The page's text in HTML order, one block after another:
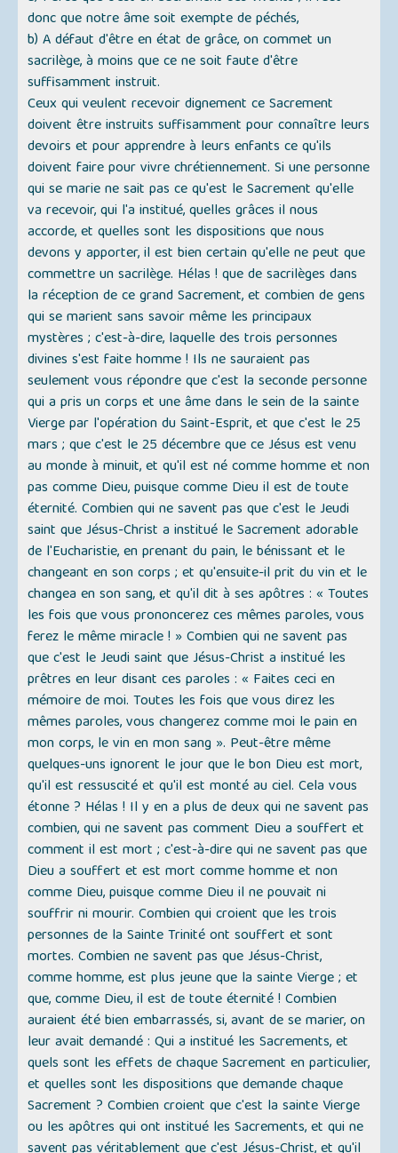
donc que notre âme soit exempte de péchés,
b) A défaut d'être en état de grâce, on commet un
sacrilège, à moins que ce ne soit faute d'être
suffisamment instruit.
Ceux qui veulent recevoir dignement ce Sacrement
doivent être instruits suffisamment pour connaître leurs
devoirs et pour apprendre à leurs enfants ce qu'ils
doivent faire pour vivre chrétiennement. Si une personne
qui se marie ne sait pas ce qu'est le Sacrement qu'elle
va recevoir, qui l'a institué, quelles grâces il nous
accorde, et quelles sont les dispositions que nous
devons y apporter, il est bien certain qu'elle ne peut que
commettre un sacrilège. Hélas ! que de sacrilèges dans
la réception de ce grand Sacrement, et combien de gens
qui se marient sans savoir même les principaux
mystères ; c'est-à-dire, laquelle des trois personnes
divines s'est faite homme ! Ils ne sauraient pas
seulement vous répondre que c'est la seconde personne
qui a pris un corps et une âme dans le sein de la sainte
Vierge par l'opération du Saint-Esprit, et que c'est le 25
mars ; que c'est le 25 décembre que ce Jésus est venu
au monde à minuit, et qu'il est né comme homme et non
pas comme Dieu, puisque comme Dieu il est de toute
éternité. Combien qui ne savent pas que c'est le Jeudi
saint que Jésus-Christ a institué le Sacrement adorable
de l'Eucharistie, en prenant du pain, le bénissant et le
changeant en son corps ; et qu'ensuite-il prit du vin et le
changea en son sang, et qu'il dit à ses apôtres : « Toutes
les fois que vous prononcerez ces mêmes paroles, vous
ferez le même miracle ! » Combien qui ne savent pas
que c'est le Jeudi saint que Jésus-Christ a institué les
prêtres en leur disant ces paroles : « Faites ceci en
mémoire de moi. Toutes les fois que vous direz les
mêmes paroles, vous changerez comme moi le pain en
mon corps, le vin en mon sang ». Peut-être même
quelques-uns ignorent le jour que le bon Dieu est mort,
qu'il est ressuscité et qu'il est monté au ciel. Cela vous
étonne ? Hélas ! Il y en a plus de deux qui ne savent pas
combien, qui ne savent pas comment Dieu a souffert et
comment il est mort ; c'est-à-dire qui ne savent pas que
Dieu a souffert et est mort comme homme et non
comme Dieu, puisque comme Dieu il ne pouvait ni
souffrir ni mourir. Combien qui croient que les trois
personnes de la Sainte Trinité ont souffert et sont
mortes. Combien ne savent pas que Jésus-Christ,
comme homme, est plus jeune que la sainte Vierge ; et
que, comme Dieu, il est de toute éternité ! Combien
auraient été bien embarrassés, si, avant de se marier, on
leur avait demandé : Qui a institué les Sacrements, et
quels sont les effets de chaque Sacrement en particulier,
et quelles sont les dispositions que demande chaque
Sacrement ? Combien croient que c'est la sainte Vierge
ou les apôtres qui ont institué les Sacrements, et qui ne